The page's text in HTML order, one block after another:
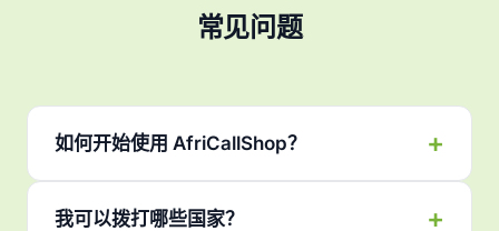
常见问题
如何开始使用 AfriCallShop？
我可以拨打哪些国家？